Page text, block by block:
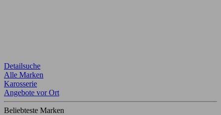
Detailsuche
Alle Marken
Karosserie
Angebote vor Ort
Beliebteste Marken